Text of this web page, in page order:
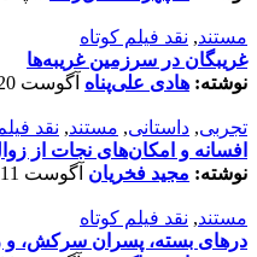
مستند, نقد فیلم کوتاه
غریبگان در سرزمین غریبه‌ها
نوشته: هادی علی‌پناه آگوست 20, 2025
تجربی, داستانی, مستند, نقد
افسانه‌ و امکان‌های نجات از
نوشته: مجید فخریان آگوست 11, 2025
مستند, نقد فیلم کوتاه
درهای بسته، پسران سرکش، و